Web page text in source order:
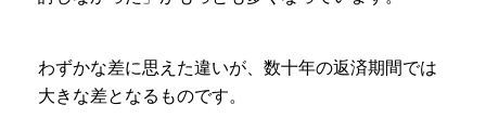
わずかな差に思えた違いが、数十年の返済期間では
大きな差となるものです。